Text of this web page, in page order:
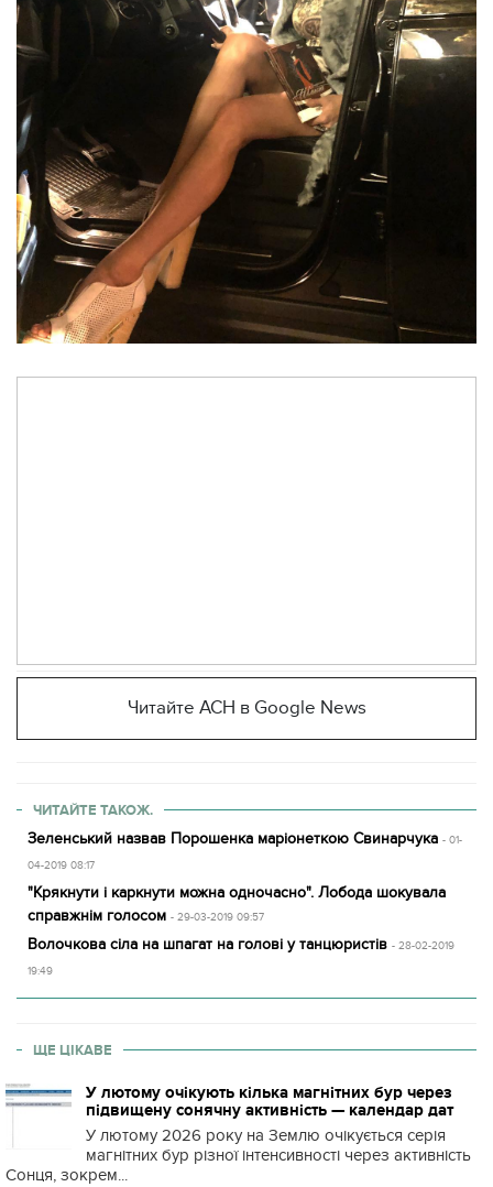
Читайте АСН в Google News
ЧИТАЙТЕ ТАКОЖ.
Зеленський назвав Порошенка маріонеткою Свинарчука - 01-
04-2019 08:17
"Крякнути і каркнути можна одночасно". Лобода шокувала
справжнім голосом - 29-03-2019 09:57
Волочкова сіла на шпагат на голові у танцюристів - 28-02-2019
19:49
ЩЕ ЦІКАВЕ
У лютому очікують кілька магнітних бур через
підвищену сонячну активність — календар дат
У лютому 2026 року на Землю очікується серія
магнітних бур різної інтенсивності через активність
Сонця, зокрем...